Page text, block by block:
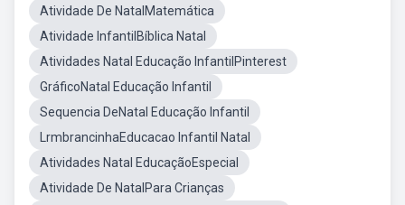
Atividade De NatalMatemática
Atividade InfantilBíblica Natal
Atividades Natal Educação InfantilPinterest
GráficoNatal Educação Infantil
Sequencia DeNatal Educação Infantil
LrmbrancinhaEducacao Infantil Natal
Atividades Natal EducaçãoEspecial
Atividade De NatalPara Crianças